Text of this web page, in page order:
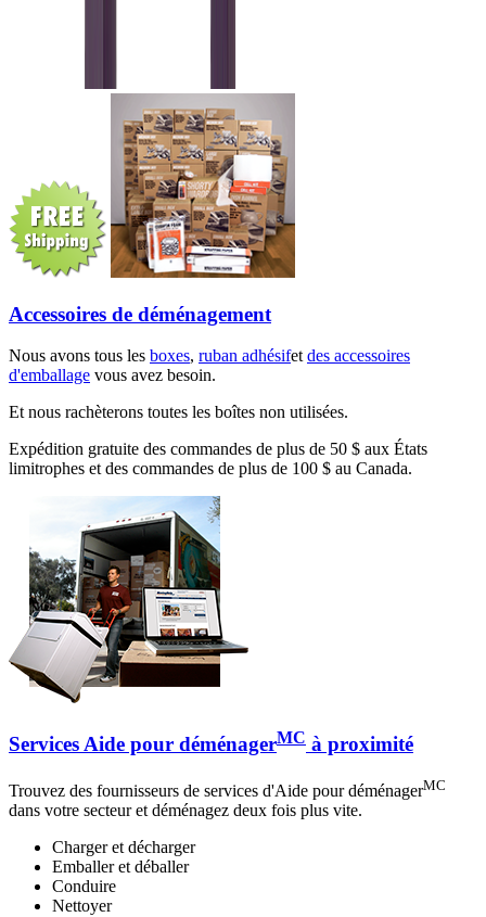
Accessoires de déménagement
Nous avons tous les boxes, ruban adhésifetdes accessoires
d'emballage vous avez besoin.
Et nous rachèterons toutes les boîtes non utilisées.
Expédition gratuite des commandes de plus de 50 $ aux États
limitrophes et des commandes de plus de 100 $ au Canada.
Services Aide pour déménagerMC à proximité
Trouvez des fournisseurs de services d'Aide pour déménagerMC
dans votre secteur et déménagez deux fois plus vite.
Charger et décharger
Emballer et déballer
Conduire
Nettoyer